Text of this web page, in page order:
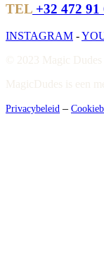
TEL +32 472 91
INSTAGRAM -
© 2023 Magic Dudes
MagicDudes is een
Privacybeleid –